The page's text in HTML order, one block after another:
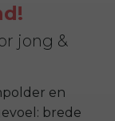
jong &
en
brede